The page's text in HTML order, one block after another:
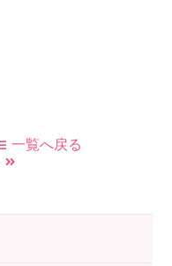
一覧へ戻る